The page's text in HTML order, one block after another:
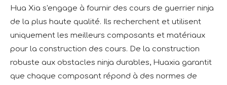
Hua Xia s'engage à fournir des cours de guerrier ninja
de la plus haute qualité. Ils recherchent et utilisent
uniquement les meilleurs composants et matériaux
pour la construction des cours. De la construction
robuste aux obstacles ninja durables, Huaxia garantit
que chaque composant répond à des normes de